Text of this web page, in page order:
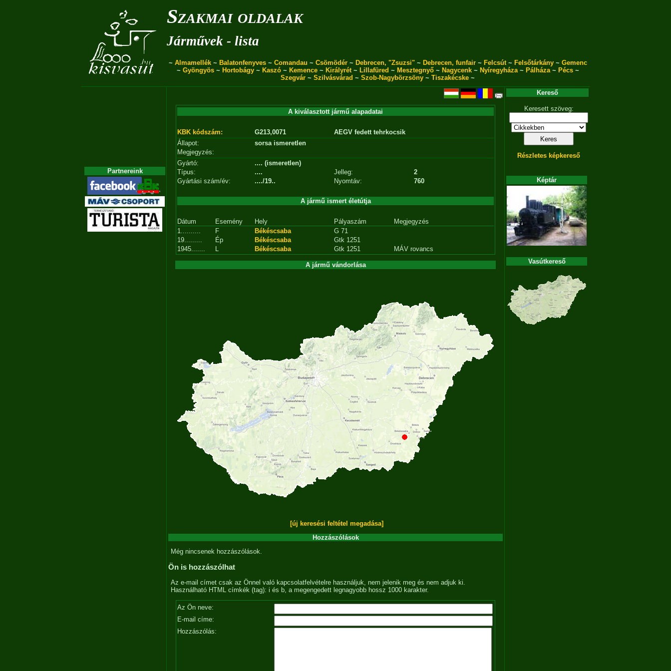
Szakmai oldalak
Járművek - lista
~ Almamellék~ Balatonfenyves~ Comandau ~ Csömödér~ Debrecen, "Zsuzsi"~ Debrecen, funfair~ Felcsút~ Felsőtárkány~ Gemenc
~ Gyöngyös~ Hortobágy~ Kaszó~ Kemence~ Királyrét~ Lillafüred ~ Mesztegnyő~ Nagycenk~ Nyíregyháza~ Pálháza~ Pécs~
Szegvár ~ Szilvásvárad ~ Szob-Nagybörzsöny ~ Tiszakécske ~
Partnereink
A kiválasztott jármű alapadatai
KBK kódszám: G213,0071
AEGV fedett tehrkocsik
Állapot:
sorsa ismeretlen
Megjegyzés:
Gyártó:
.... (ismeretlen)
Típus:
.... Jelleg:
2
Gyártási szám/év:
..../19.. Nyomtáv: 760
A jármű ismert életútja
Dátum Esemény Hely Pályaszám
Megjegyzés
1..........
F Békéscsaba
G 71
19.........
Ép Békéscsaba
Gtk 1251
1945.......
L Békéscsaba Gtk 1251 MÁV rovancs
A jármű vándorlása
[új keresési feltétel megadása]
Hozzászólások
Még nincsenek hozzászólások.
Ön is hozzászólhat
Az e-mail címet csak az Önnel való kapcsolatfelvételre használjuk, nem jelenik meg és nem adjuk ki.
Használható HTML címkék (tag): i és b, a megengedett legnagyobb hossz 1000 karakter.
Az Ön neve:
E-mail címe:
Hozzászólás:
Kereső
Keresett szöveg:
Részletes képkereső
Képtár
Vasútkereső